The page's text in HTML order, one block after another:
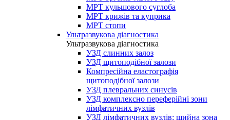
МРТ кульшового суглоба
МРТ крижів та куприка
МРТ стопи
Ультразвукова діагностика
Ультразвукова діагностика
УЗД слинних залоз
УЗД щитоподібної залози
Компресійна еластографія
щитоподібної залози
УЗД плевральних синусів
УЗД комплексно переферійні зони
лімфатичних вузлів
УЗД лімфатичних вузлів: шийна зона